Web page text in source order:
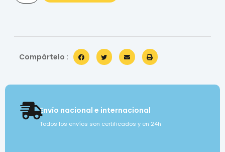
Compártelo :
Envío nacional e internacional
Todos los envíos son certificados y en 24h